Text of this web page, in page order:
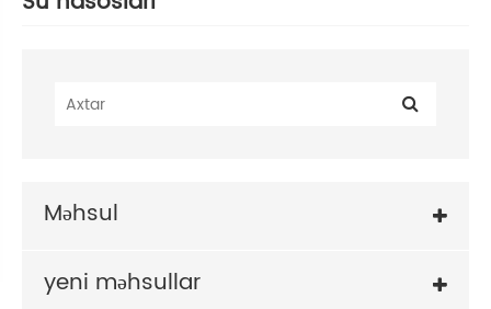
Məhsul
yeni məhsullar